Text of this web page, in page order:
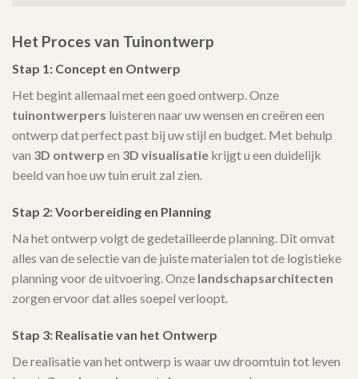
Het Proces van Tuinontwerp
Stap 1: Concept en Ontwerp
Het begint allemaal met een goed ontwerp. Onze
tuinontwerpers luisteren naar uw wensen en creëren een
ontwerp dat perfect past bij uw stijl en budget. Met behulp
van 3D ontwerp en 3D visualisatie krijgt u een duidelijk
beeld van hoe uw tuin eruit zal zien.
Stap 2: Voorbereiding en Planning
Na het ontwerp volgt de gedetailleerde planning. Dit omvat
alles van de selectie van de juiste materialen tot de logistieke
planning voor de uitvoering. Onze landschapsarchitecten
zorgen ervoor dat alles soepel verloopt.
Stap 3: Realisatie van het Ontwerp
De realisatie van het ontwerp is waar uw droomtuin tot leven